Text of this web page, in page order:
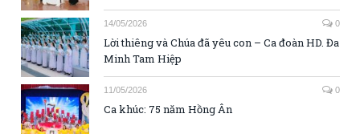
14/05/2026 0
Lời thiêng và Chúa đã yêu con – Ca đoàn HD. Đa
Minh Tam Hiệp
11/05/2026 0
Ca khúc: 75 năm Hồng Ân